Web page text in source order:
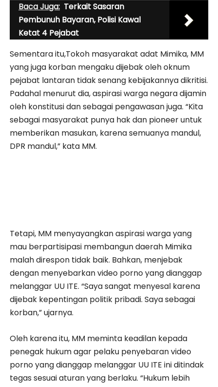
Baca Juga: Terkait Sasaran
Pembunuh Bayaran, Polisi Kawal
Ketat 4 Pejabat
Sementara itu,Tokoh masyarakat adat Mimika, MM
yang juga korban mengaku dijebak oleh oknum
pejabat lantaran tidak senang kebijakannya dikritisi.
Padahal menurut dia, aspirasi warga negara dijamin
oleh konstitusi dan sebagai pengawasan juga. “Kita
sebagai masyarakat punya hak dan pioneer untuk
memberikan masukan, karena semuanya mandul,
DPR mandul,” kata MM.
Tetapi, MM menyayangkan aspirasi warga yang
mau berpartisipasi membangun daerah Mimika
malah direspon tidak baik. Bahkan, menjebak
dengan menyebarkan video porno yang dianggap
melanggar UU ITE. “Saya sangat menyesal karena
dijebak kepentingan politik pribadi. Saya sebagai
korban,” ujarnya.
Oleh karena itu, MM meminta keadilan kepada
penegak hukum agar pelaku penyebaran video
porno yang dianggap melanggar UU ITE ini ditindak
tegas sesuai aturan yang berlaku. “Hukum lebih